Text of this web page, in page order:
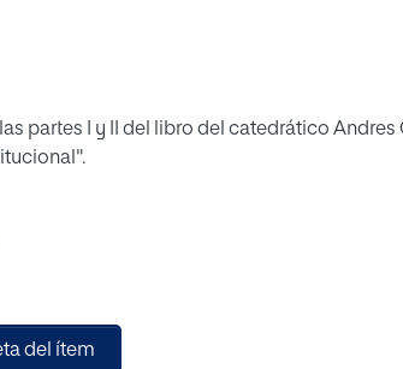
partes I y II del libro del catedrático
del ítem